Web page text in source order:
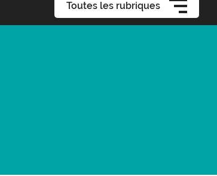
Toutes les rubriques